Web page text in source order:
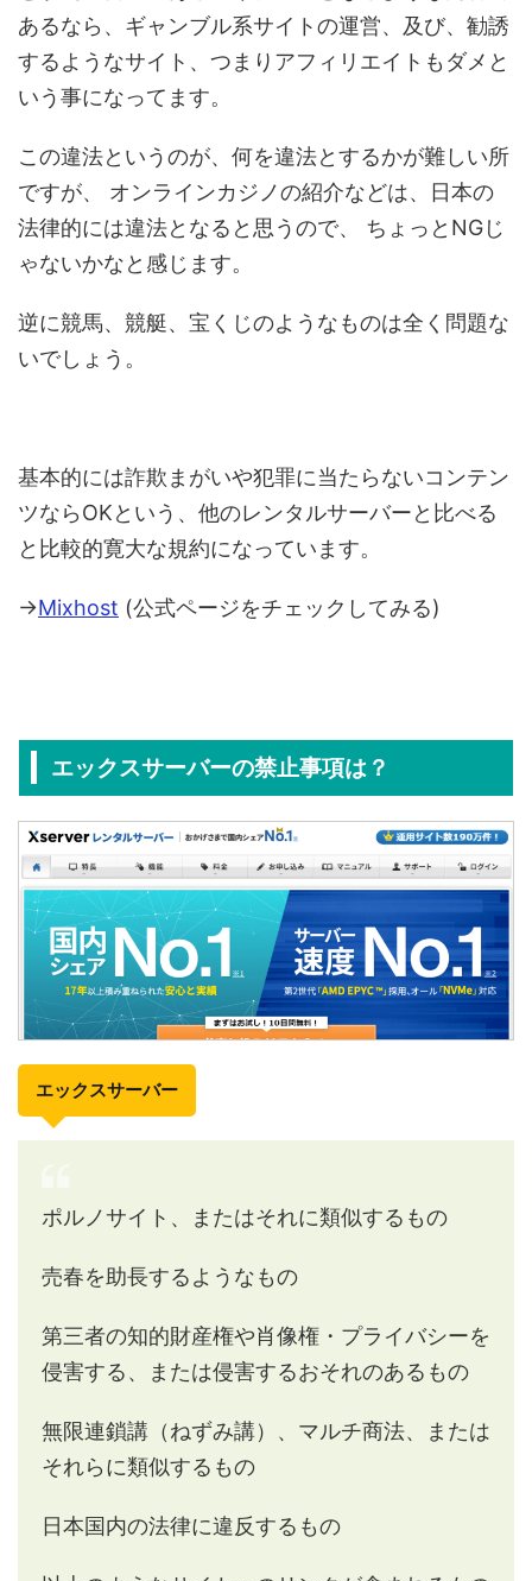
あるなら、ギャンブル系サイトの運営、及び、勧誘
するようなサイト、つまりアフィリエイトもダメと
いう事になってます。
この違法というのが、何を違法とするかが難しい所
ですが、
オンラインカジノの紹介などは、日本の
法律的には違法となると思うので、
ちょっとNGじ
ゃないかなと感じます。
逆に競馬、競艇、宝くじのようなものは全く問題な
いでしょう。
基本的には詐欺まがいや犯罪に当たらないコンテン
ツならOKという、他のレンタルサーバーと比べる
と比較的寛大な規約になっています。
→Mixhost (公式ページをチェックしてみる)
エックスサーバーの禁止事項は？
エックスサーバー
ポルノサイト、またはそれに類似するもの
売春を助長するようなもの
第三者の知的財産権や肖像権・プライバシーを
侵害する、または侵害するおそれのあるもの
無限連鎖講（ねずみ講）、マルチ商法、または
それらに類似するもの
日本国内の法律に違反するもの